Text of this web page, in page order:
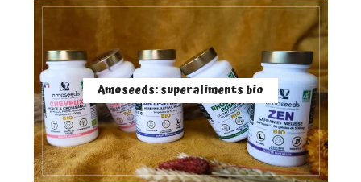
Amoseeds: superaliments bio